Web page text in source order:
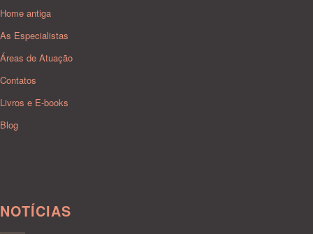
Home antiga
As Especialistas
Áreas de Atuação
Contatos
Livros e E-books
Blog
NOTÍCIAS